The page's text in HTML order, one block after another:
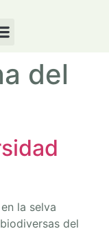
del
la selva
del